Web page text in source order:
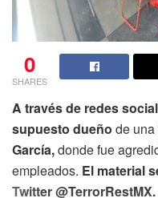
0
SHARES
A través de redes
supuesto dueño de
García,donde fue
empleados. El material
Twitter @TerrorRestMX.